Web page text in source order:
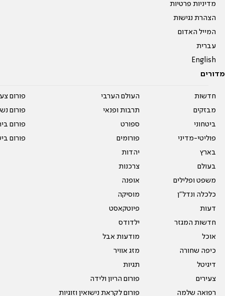
מדיניות פרטיות
הצהרת נגישות
המייל האדום
עברית
English
מדורים
חדשות
מבזקים
ביטחוני
פוליטי-מדיני
בארץ
בעולם
משפט ופלילים
כלכלה ונדל"ן
דעות
חדשות המגזר
אוכל
כיפה שחורה
דיגיטל
צעירים
רפואה שלמה
העולם הערבי
תרבות ופנאי
ספורט
פורומים
יהדות
צרכנות
אופנה
מוסיקה
פיוטקאסט
ילדודס
מודעות אבל
מזג אוויר
תגיות
פורום הריון ולידה
פורום לקראת נישואין וזוגיות
פורום
פורום
פורום
פורום